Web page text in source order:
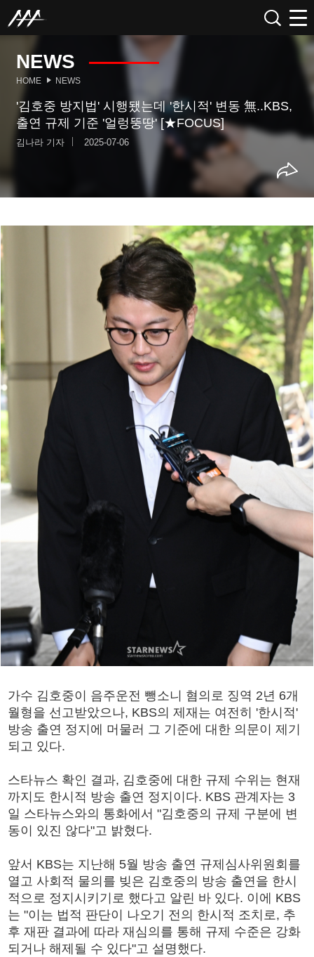
NEWS
HOME NEWS
'김호중 방지법' 시행됐는데 '한시적' 변동 無..KBS,
출연 규제 기준 '얼렁뚱땅' [★FOCUS]
김나라 기자 2025-07-06
가수 김호중이 음주운전 뺑소니 혐의로 징역 2년 6개
월형을 선고받았으나, KBS의 제재는 여전히 '한시적'
방송 출연 정지에 머물러 그 기준에 대한 의문이 제기
되고 있다.
스타뉴스 확인 결과, 김호중에 대한 규제 수위는 현재
까지도 한시적 방송 출연 정지이다. KBS 관계자는 3
일 스타뉴스와의 통화에서 "김호중의 규제 구분에 변
동이 있진 않다"고 밝혔다.
앞서 KBS는 지난해 5월 방송 출연 규제심사위원회를
열고 사회적 물의를 빚은 김호중의 방송 출연을 한시
적으로 정지시키기로 했다고 알린 바 있다. 이에 KBS
는 "이는 법적 판단이 나오기 전의 한시적 조치로, 추
후 재판 결과에 따라 재심의를 통해 규제 수준은 강화
되거나 해제될 수 있다"고 설명했다.